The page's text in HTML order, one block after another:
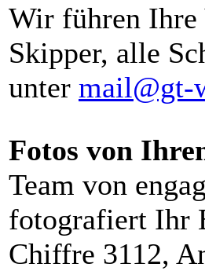
Wir führen Ihre
Skipper, alle
unter mail@gt-
Fotos von
Team von
fotografiert Ihr
Chiffre 3112,